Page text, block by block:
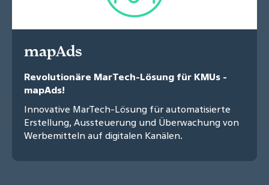
mapAds
Revolutionäre MarTech-Lösung für KMUs -
mapAds!
Innovative MarTech-Lösung für automatisierte
Erstellung, Aussteuerung und Überwachung von
Werbemitteln auf digitalen Kanälen.